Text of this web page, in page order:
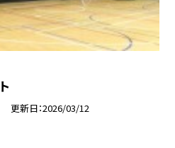
更新日 2026/03/12